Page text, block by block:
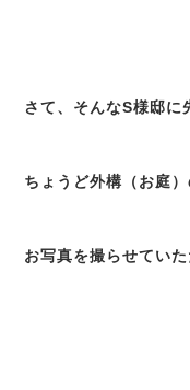
さて、そんなS様邸に
ちょうど外構（お庭
お写真を撮らせてい